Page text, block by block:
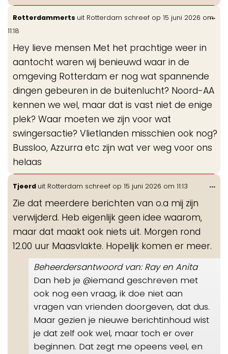
Rotterdammerts uit Rotterdam schreef op 15 juni 2026 om
11:18
Hey lieve mensen Met het prachtige weer in
aantocht waren wij benieuwd waar in de
omgeving Rotterdam er nog wat spannende
dingen gebeuren in de buitenlucht? Noord-AA
kennen we wel, maar dat is vast niet de enige
plek? Waar moeten we zijn voor wat
swingersactie? Vlietlanden misschien ook nog?
Bussloo, Azzurra etc zijn wat ver weg voor ons
helaas
...
Tjeerd uit Rotterdam schreef op 15 juni 2026 om 11:13
Zie dat meerdere berichten van o.a mij zijn
verwijderd. Heb eigenlijk geen idee waarom,
maar dat maakt ook niets uit. Morgen rond
12.00 uur Maasvlakte. Hopelijk komen er meer.
Beheerdersantwoord van: Ray en Anita
Dan heb je @iemand geschreven met
ook nog een vraag, ik doe niet aan
vragen van vrienden doorgeven, dat dus.
Maar gezien je nieuwe berichtinhoud wist
je dat zelf ook wel, maar toch er over
beginnen. Dat zegt me opeens veel, en
...